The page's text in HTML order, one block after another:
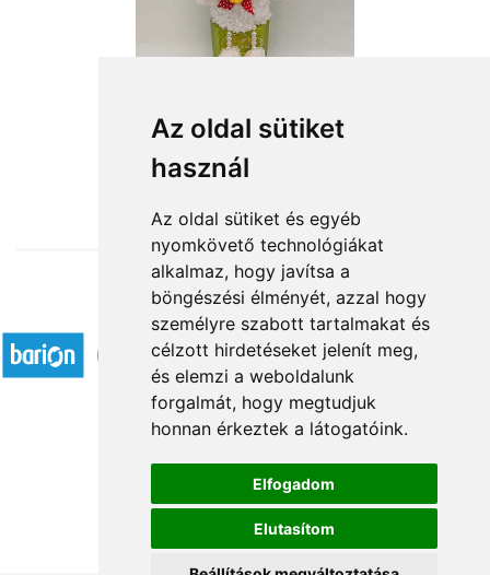
Az oldal sütiket
használ
Az oldal sütiket és egyéb
nyomkövető technológiákat
alkalmaz, hogy javítsa a
böngészési élményét, azzal hogy
személyre szabott tartalmakat és
célzott hirdetéseket jelenít meg,
és elemzi a weboldalunk
forgalmát, hogy megtudjuk
honnan érkeztek a látogatóink.
Elfogadom
Elutasítom
Barika
12 640 Ft-tól
Elfogadott fizetési módok
Á.SZ.F.
Impresszum
Adatkezelési tájékoztató